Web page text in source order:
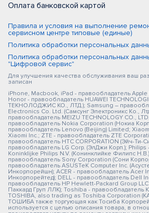
Оплата банковской картой
Правила и условия на выполнение
сервисном центре типовые (единые)
Политика обработки персональных
Политика обработки персональных
"Цифровой сервис"
Для улучшения качества обслуживания ваш
записан
iPhone, Macbook, iPad - правообладатель Apple
Honor - правообладатель HUAWEI
ТЕКНОЛОДЖИС КО., ЛТД.); Samsung –
Electronics Co. Ltd. (Самсунг Электроникс Ко.,
правообладатель MEIZU TECHNOLOGY CO.,
правообладатель Nokia Corporation (Нокиа
правообладатель Lenovo (Beijing) Limited;
Xiaomi Inc.; ZTE - правообладатель ZTE
правообладатель HTC CORPORATION (Эйч-
правообладатель LG Corp. (ЭлДжи Корп.);
Koninklijke Philips N.V. (Конинклийке Филипс
правообладатель Sony Corporation (Сони
правообладатель ASUSTeK Computer Inc.
Инкорпорейшн); ACER - правообладатель Acer
Инкорпорейтед); DELL - правообладатель Dell
правообладатель HP Hewlett-Packard Group
Паккард Груп ЛЛК); Toshiba - правообладатель
TOSHIBA, also trading as Toshiba Corporation
ТОШИБА также торгующая как Тосиба
используется с целью описания товара, в